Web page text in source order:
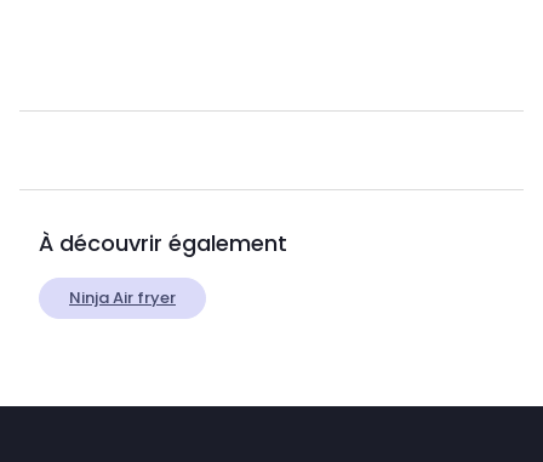
À découvrir également
Ninja Air fryer